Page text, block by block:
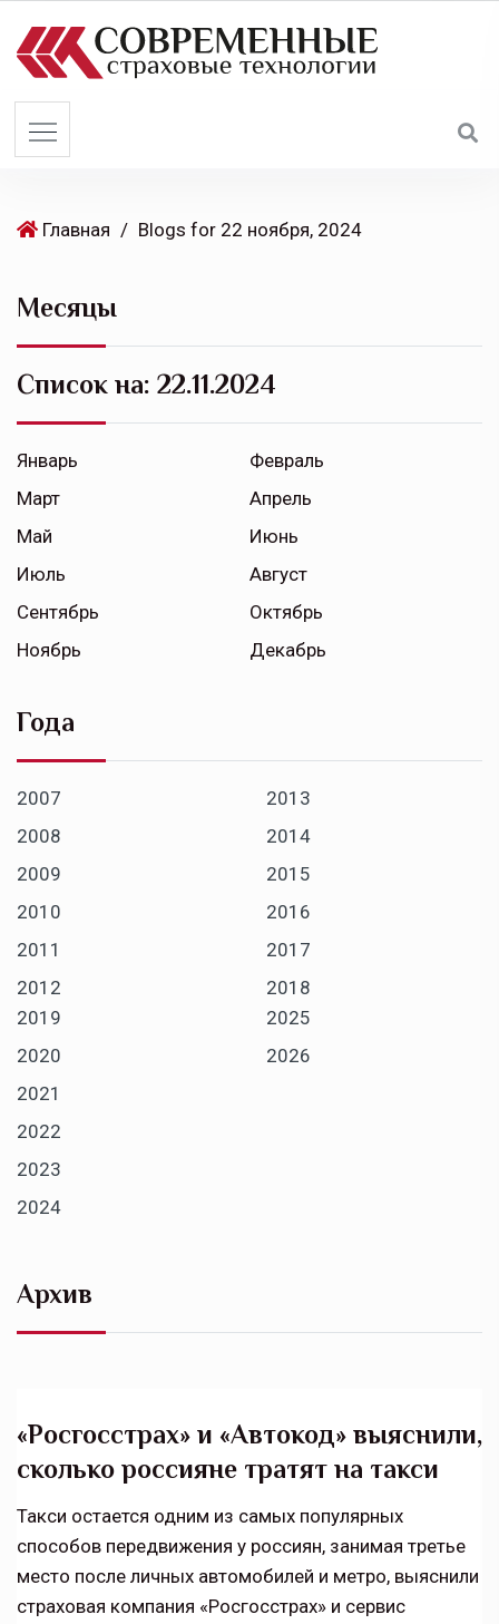
Главная / Blogs for 22 ноября, 2024
Месяцы
Список на: 22.11.2024
Январь
Февраль
Март
Апрель
Май
Июнь
Июль
Август
Сентябрь
Октябрь
Ноябрь
Декабрь
Года
2007
2008
2009
2010
2011
2012
2013
2014
2015
2016
2017
2018
2019
2020
2021
2022
2023
2024
2025
2026
Архив
«Росгосстрах» и «Автокод» выяснили,
сколько россияне тратят на такси
Такси остается одним из самых популярных
способов передвижения у россиян, занимая третье
место после личных автомобилей и метро, выяснили
страховая компания «Росгосстрах» и сервис